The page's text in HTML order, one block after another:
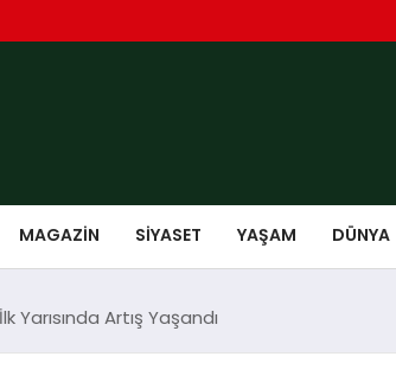
MAGAZIN SIYASET YAŞAM DÜNYA
Artış Yaşandı